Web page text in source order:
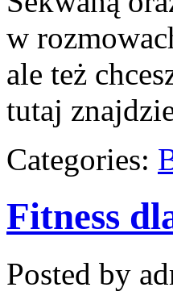
w
ale też
tutaj
Categories:
Fitness
Posted by